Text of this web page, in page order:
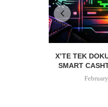
X’TE TEK
SMART